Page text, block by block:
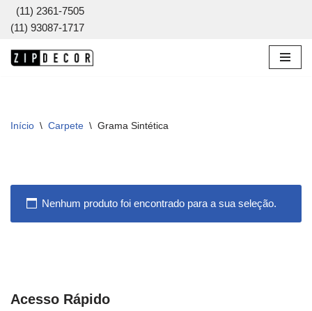
Pular
para
(11) 2361-7505
(11) 93087-1717
Início \ Carpete \ Grama Sintética
Nenhum produto foi encontrado para a sua seleção.
Acesso Rápido